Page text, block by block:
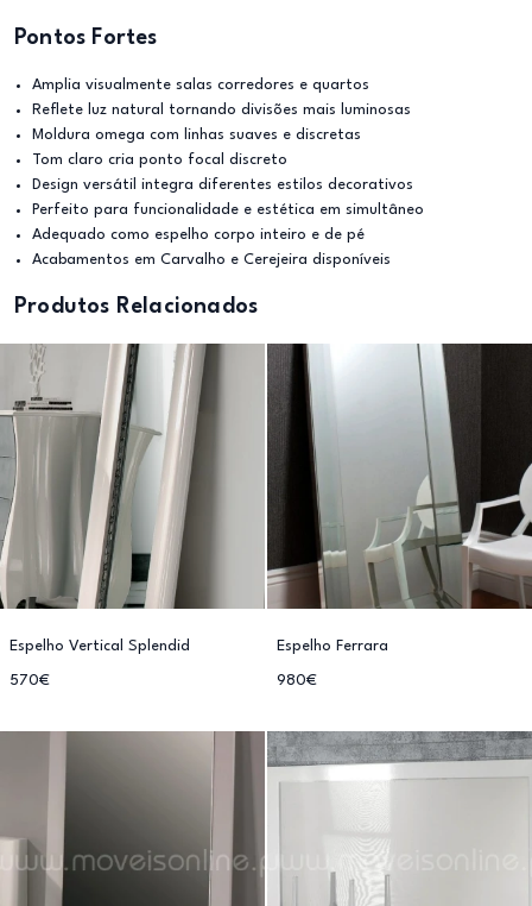
Pontos Fortes
Amplia visualmente salas corredores e quartos
Reflete luz natural tornando divisões mais luminosas
Moldura omega com linhas suaves e discretas
Tom claro cria ponto focal discreto
Design versátil integra diferentes estilos decorativos
Perfeito para funcionalidade e estética em simultâneo
Adequado como espelho corpo inteiro e de pé
Acabamentos em Carvalho e Cerejeira disponíveis
Produtos Relacionados
Espelho Vertical Splendid
570€
Espelho Ferrara
980€